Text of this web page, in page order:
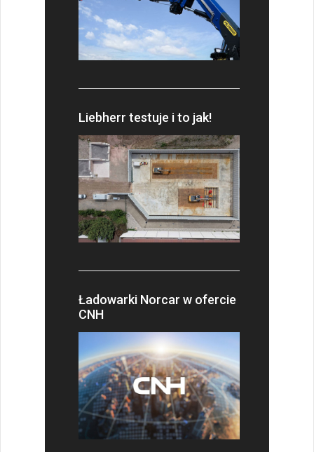
Liebherr testuje i to jak!
Ładowarki Norcar w ofercie
CNH